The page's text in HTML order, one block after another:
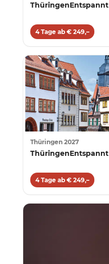
ThüringenEntspannt
4 Tage ab € 249,–
Thüringen 2027
ThüringenEntspannt
4 Tage ab € 249,–